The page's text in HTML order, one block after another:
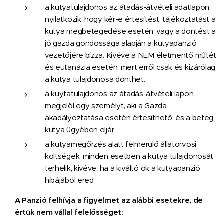
a kutyatulajdonos az átadás-átvételi adatlapon
nyilatkozik, hogy kér-e értesítést, tájékoztatást a
kutya megbetegedése esetén, vagy a döntést a
jó gazda gondossága alapján a kutyapanzió
vezetőjére bízza. Kivéve a NEM életmentő műtét
és eutanázia esetén, mert erről csak és kizárólag
a kutya tulajdonosa dönthet.
a kuytatulajdonos az átadás-átvételi lapon
megjelöl egy személyt, aki a Gazda
akadályoztatása esetén értesíthető, és a beteg
kutya ügyében eljár
a kutyamegőrzés alatt felmerülő állatorvosi
költségek, minden esetben a kutya tulajdonosát
terhelik, kivéve, ha a kiváltó ok a kutyapanzió
hibájából ered
A Panzió felhívja a figyelmet az alábbi esetekre, de
értük nem vállal felelősséget: